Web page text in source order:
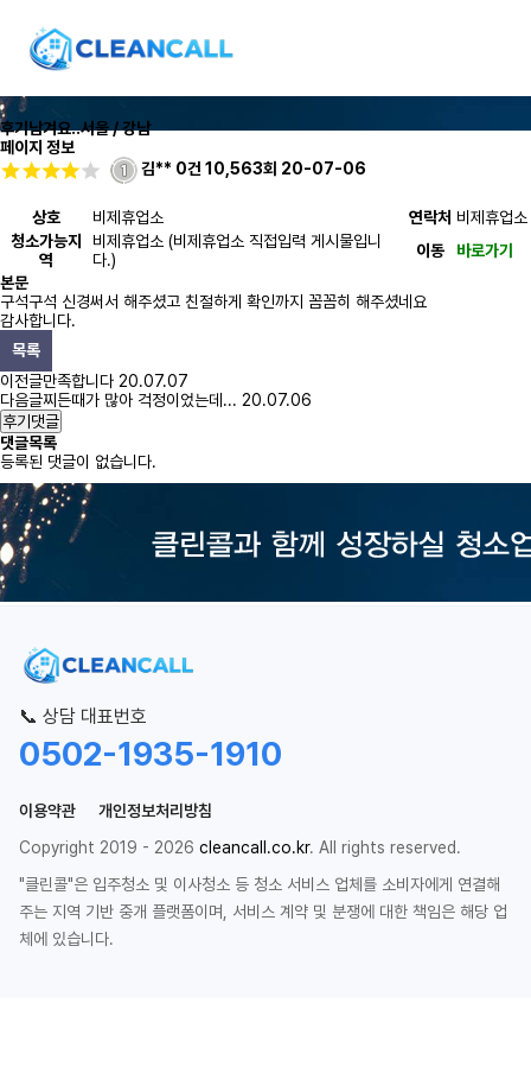
후기남겨요..서울 / 강남
페이지 정보
김** 0건 10,563회 20-07-06
상호 비제휴업소 연락처 비제휴업소
청소가능지
역
비제휴업소 (비제휴업소 직접입력 게시물입니
다.)
이동
바로가기
본문
구석구석 신경써서 해주셨고 친절하게 확인까지 꼼꼼히 해주셨네요
감사합니다.
목록
이전글만족합니다 20.07.07
다음글찌든때가 많아 걱정이었는데... 20.07.06
후기댓글
댓글목록
등록된 댓글이 없습니다.
📞 상담 대표번호
0502-1935-1910
이용약관
개인정보처리방침
Copyright 2019 - 2026 cleancall.co.kr. All rights reserved.
"클린콜"은 입주청소 및 이사청소 등 청소 서비스 업체를 소비자에게 연결해
주는 지역 기반 중개 플랫폼이며, 서비스 계약 및 분쟁에 대한 책임은 해당 업
체에 있습니다.